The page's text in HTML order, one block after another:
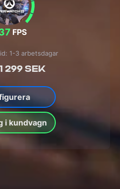
FPS
299 SEK
1-3 arbetsdagar
i kundvagn